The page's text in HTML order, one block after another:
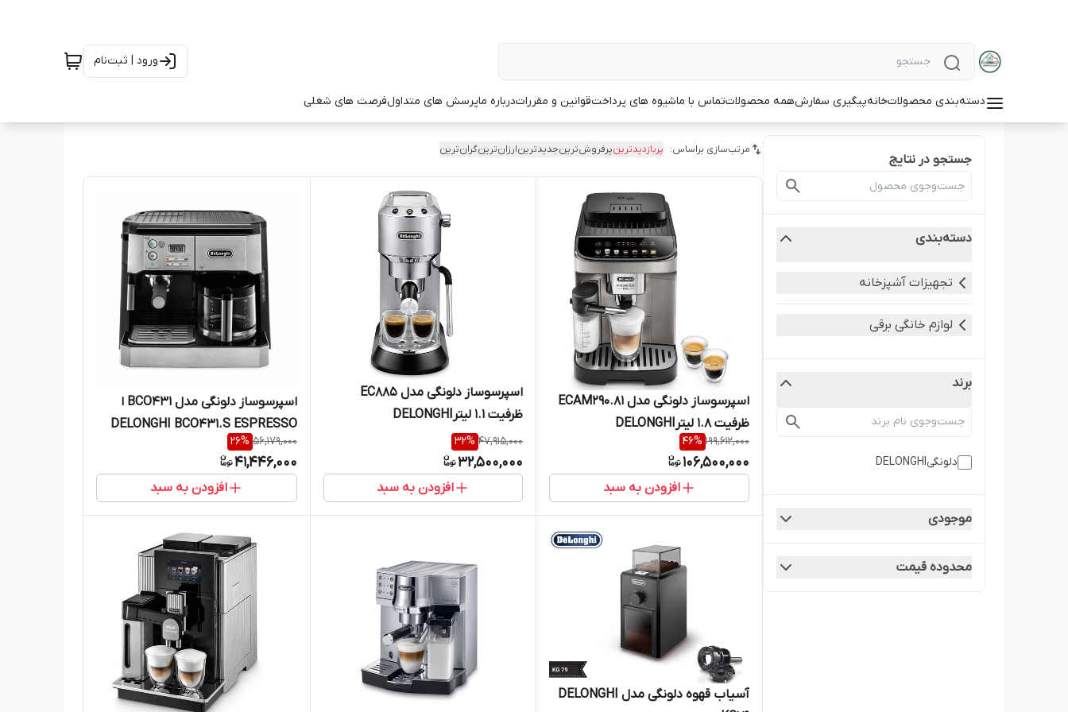
ورود | ثبت‌نام
دسته‌بندی محصولاتخانهپیگیری سفارشهمه محصولاتتماس با ماشیوه های پرداختقوانین و مقرراتدرباره ماپرسش های متداولفرصت های شغلی
جستجو در نتایج
دسته‌بندی
تجهیزات آشپزخانه
لوازم خانگی برقی
برند
دلونگیDELONGHI
موجودی
محدوده قیمت
مرتب‌سازی براساس: پربازدیدترینپرفروش‌ترینجدیدترینارزان‌ترینگران‌ترین
اسپرسوساز دلونگی مدل ECAM290.81
ظرفیت ۱.۸ لیترDELONGHI
199,612,000
46%
106,500,000
افزودن به سبد
اسپرسوساز دلونگی مدل EC885
ظرفیت ۱.۱ لیترDELONGHI
47,915,000
32%
32,500,000
افزودن به سبد
اسپرسوساز دلونگی مدل BCO431 ا
DELONGHI BCO431.S ESPRESSO
MAKER
56,179,000
26%
41,446,000
افزودن به سبد
آسیاب قهوه دلونگی مدل DELONGHI